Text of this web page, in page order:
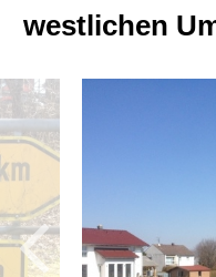
westlichen